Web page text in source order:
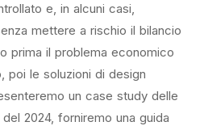
e, in alcuni casi,
mettere a rischio il bilancio
prima il problema economico
poi le soluzioni di design
un case study delle
2024, forniremo una guida